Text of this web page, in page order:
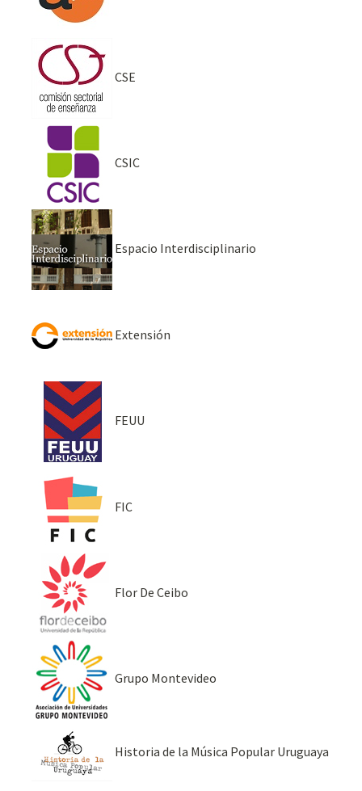
CSE
CSIC
Espacio Interdisciplinario
Extensión
FEUU
FIC
Flor De Ceibo
Grupo Montevideo
Historia de la Música Popular Uruguaya